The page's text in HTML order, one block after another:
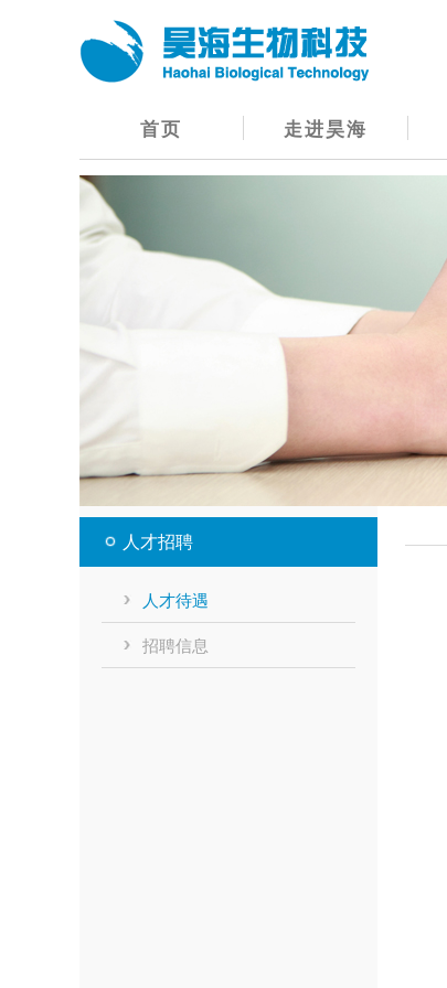
首页 走进昊海
人才招聘
人才待遇
招聘信息